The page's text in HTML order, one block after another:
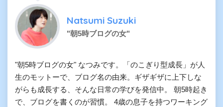
Natsumi Suzuki
"朝5時ブログの女"
"朝5時ブログの女" なつみです。「のこぎり型成長」が人
生のモットーで、ブログ名の由来。ギザギザに上下しな
がらも成長する、そんな日常の学びを発信中。 朝5時起き
で、ブログを書くのが習慣。 4歳の息子を持つワーキング